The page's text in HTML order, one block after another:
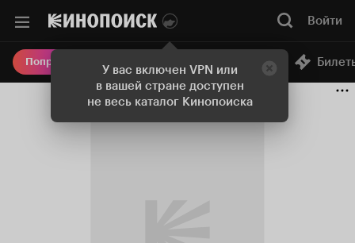
У вас включен VPN или
в вашей стране доступен
не весь каталог Кинопоиска
Войти
Попробовать Плюс Онлайн-кинотеатр